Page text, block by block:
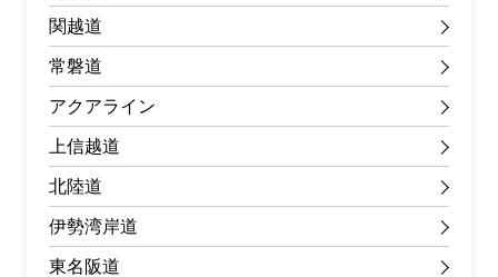
関越道
常磐道
アクアライン
上信越道
北陸道
伊勢湾岸道
東名阪道